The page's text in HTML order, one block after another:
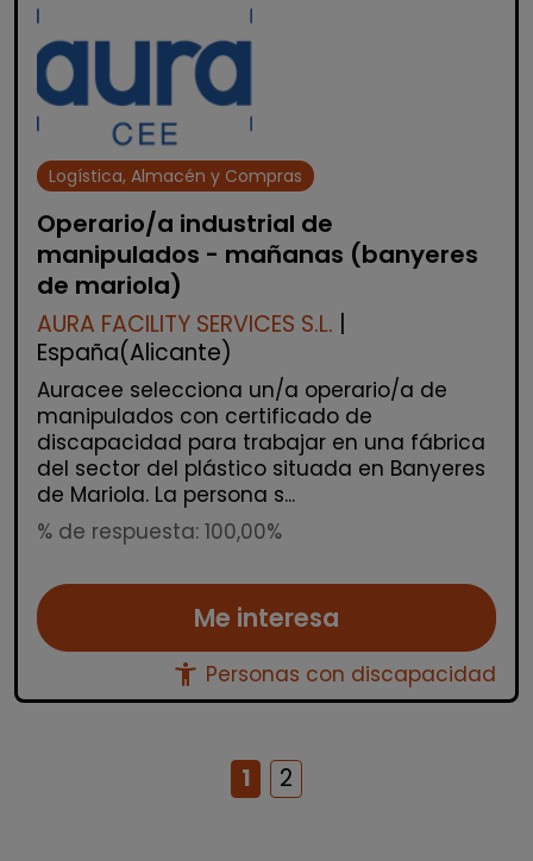
Logística, Almacén y Compras
Operario/a industrial de
manipulados - mañanas (banyeres
de mariola)
AURA FACILITY SERVICES S.L.
España(Alicante)
Auracee selecciona un/a operario/a de
manipulados con certificado de
discapacidad para trabajar en una fábrica
del sector del plástico situada en Banyeres
de Mariola. La persona s...
% de respuesta: 100,00%
Me interesa
accessibility_new Personas con discapacidad
1 2